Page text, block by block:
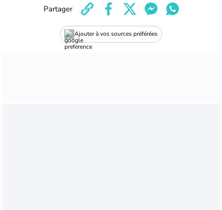
Ajouter à vos sources préférées
Partager